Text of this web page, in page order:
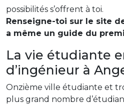
possibilités s’offrent à toi.
Renseigne-toi sur le site
a même un guide du
La vie étudiante
d’ingénieur à
Onzième ville étudiante et
plus grand nombre